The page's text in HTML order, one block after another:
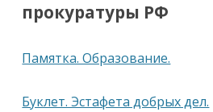
прокуратуры РФ
Памятка. Образование.
Буклет. Эстафета добрых дел.